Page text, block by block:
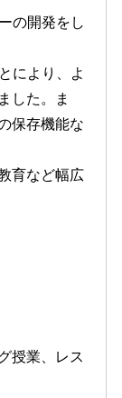
の開発をし
により、よ
した。ま
保存機能な
育など幅広
授業、レス